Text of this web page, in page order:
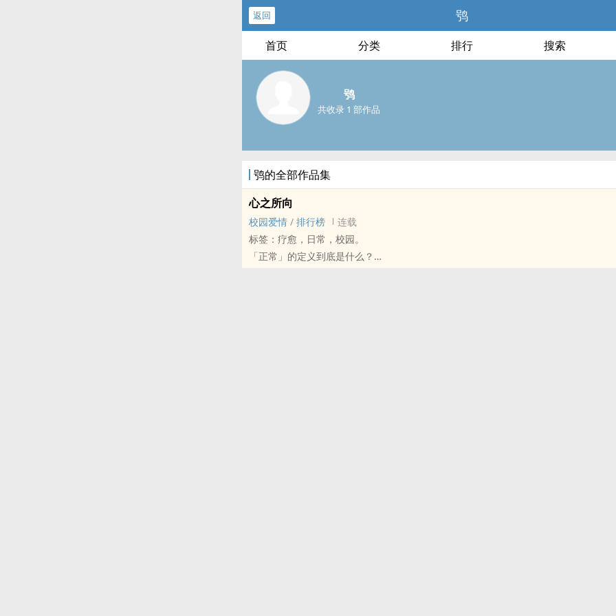
返回 鸮
首页 分类 排行 搜索
鸮
共收录 1 部作品
鸮的全部作品集
心之所向
校园爱情 / 排行榜
连载
标签：疗愈，日常，校园。
「正常」的定义到底是什么？